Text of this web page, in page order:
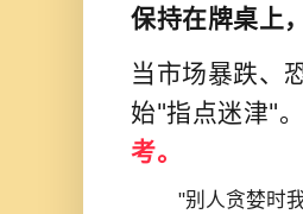
保持在牌桌上
当市场暴跌、
始"指点迷津"。
考。
"别人贪婪时